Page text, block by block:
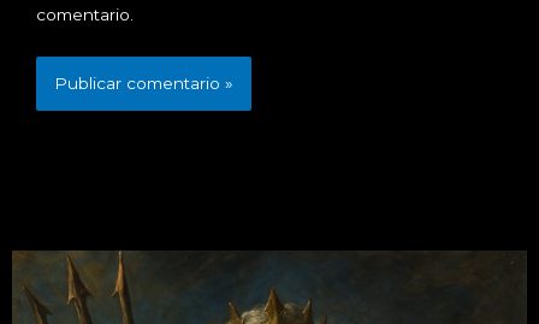
comentario.